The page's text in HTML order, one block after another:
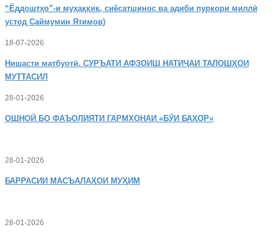
“Ёддоштҳо”-и муҳаққиқ, сиёсатшинос ва адиби пуркори миллӣ
устод Саймумин Ятимов)
18-07-2026
Нишасти матбуотӣ. СУРЪАТИ АФЗОИШ НАТИҶАИ ТАЛОШҲОИ
МУТТАСИЛ
28-01-2026
ОШНОӢ БО ФАЪОЛИЯТИ ГАРМХОНАИ «БӮИ БАҲОР»
28-01-2026
БАРРАСИИ МАСЪАЛАҲОИ МУҲИМ
28-01-2026